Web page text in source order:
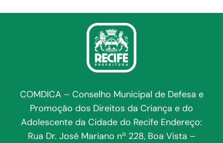
COMDICA – Conselho Municipal de Defesa e
Promoção dos Direitos da Criança e do
Adolescente da Cidade do Recife Endereço:
Rua Dr. José Mariano nº 228, Boa Vista –